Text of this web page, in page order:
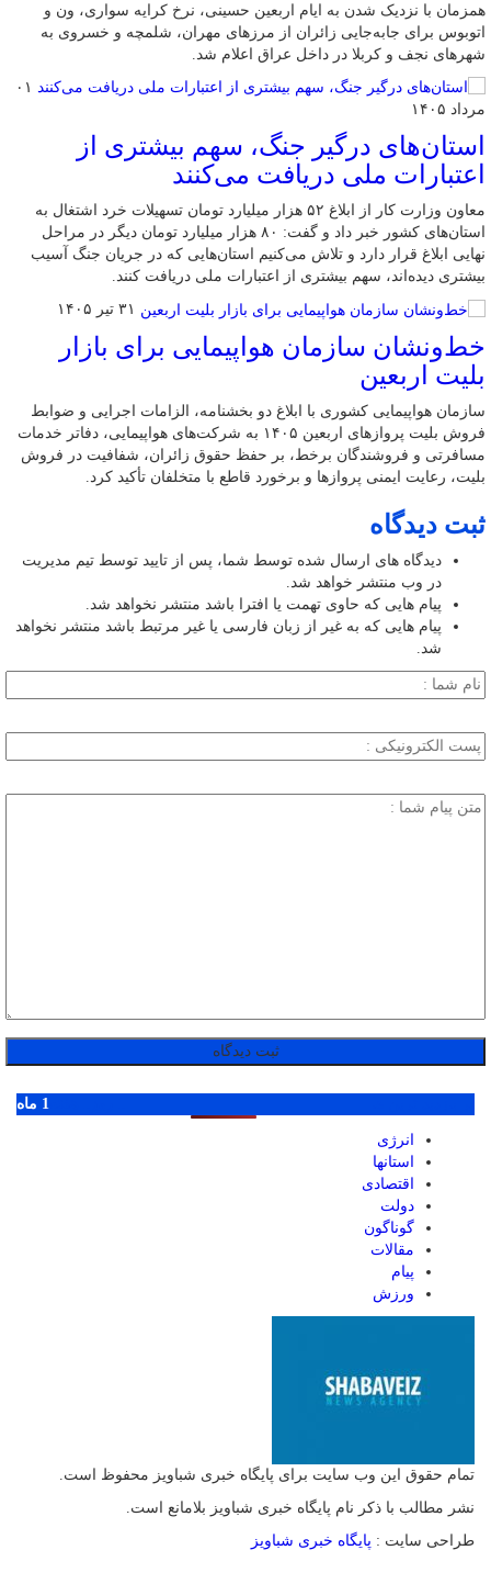
همزمان با نزدیک شدن به ایام اربعین حسینی، نرخ کرایه سواری، ون و
اتوبوس برای جابه‌جایی زائران از مرزهای مهران، شلمچه و خسروی به
شهرهای نجف و کربلا در داخل عراق اعلام شد.
۰۱
مرداد ۱۴۰۵
استان‌های درگیر جنگ، سهم بیشتری از
اعتبارات ملی دریافت می‌کنند
معاون وزارت کار از ابلاغ ۵۲ هزار میلیارد تومان تسهیلات خرد اشتغال به
استان‌های کشور خبر داد و گفت: ۸۰ هزار میلیارد تومان دیگر در مراحل
نهایی ابلاغ قرار دارد و تلاش می‌کنیم استان‌هایی که در جریان جنگ آسیب
بیشتری دیده‌اند، سهم بیشتری از اعتبارات ملی دریافت کنند.
۳۱ تیر ۱۴۰۵
خط‌ونشان سازمان هواپیمایی برای بازار
بلیت اربعین
سازمان هواپیمایی کشوری با ابلاغ دو بخشنامه، الزامات اجرایی و ضوابط
فروش بلیت پروازهای اربعین ۱۴۰۵ به شرکت‌های هواپیمایی، دفاتر خدمات
مسافرتی و فروشندگان برخط، بر حفظ حقوق زائران، شفافیت در فروش
بلیت، رعایت ایمنی پروازها و برخورد قاطع با متخلفان تأکید کرد.
ثبت دیدگاه
دیدگاه های ارسال شده توسط شما، پس از تایید توسط تیم مدیریت
در وب منتشر خواهد شد.
پیام هایی که حاوی تهمت یا افترا باشد منتشر نخواهد شد.
پیام هایی که به غیر از زبان فارسی یا غیر مرتبط باشد منتشر نخواهد
شد.
1 ماه
انرژی
استانها
اقتصادی
دولت
گوناگون
مقالات
پیام
ورزش
تمام حقوق این وب سایت برای پایگاه خبری شباویز محفوظ است.
نشر مطالب با ذکر نام پایگاه خبری شباویز بلامانع است.
طراحی سایت : پایگاه خبری شباویز